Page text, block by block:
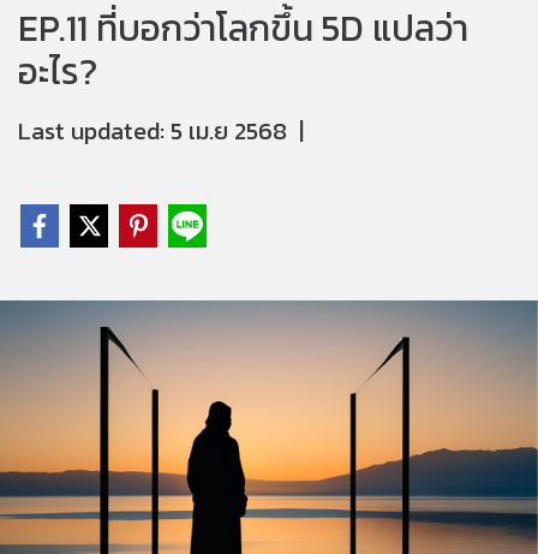
EP.11 ที่บอกว่าโลกขึ้น 5D แปลว่า
อะไร?
Last updated: 5 เม.ย 2568 |